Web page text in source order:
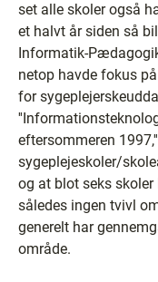
set alle skoler også
et halvt år siden så
Informatik-
netop havde fokus
for
eftersommeren
sygeplejeskoler/
og at blot seks
således ingen tvivl
generelt har
område.